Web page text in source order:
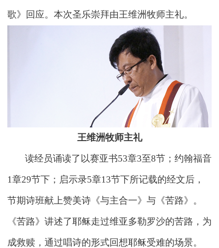
歌》回应。本次圣乐崇拜由王维洲牧师主礼。
王维洲牧师主礼
读经员诵读了以赛亚书53章3至8节；约翰福音
1章29节下；启示录5章13节下所记载的经文后，
节期诗班献上赞美诗《与主合一》与《苦路》。
《苦路》讲述了耶稣走过维亚多勒罗沙的苦路，为
成救赎，通过唱诗的形式回想耶稣受难的场景。